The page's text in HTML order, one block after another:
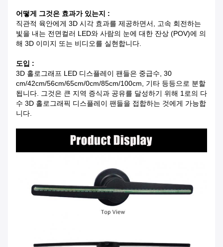
어떻게 그것은 효과가 있는지 :
직관적 육안에게 3D 시각 효과를 제공하면서, 고속 회전하는
빛을 내는 전면컬러 LED와 사람의 눈에 대한 잔상 (POV)에 의
해 3D 이미지 또는 비디오를 실현합니다.
도입 :
3D 홀로그래프 LED 디스플레이 팬들은 중급수, 30
cm/42cm/56cm/65cm/0cm/85cm/100cm, 기타 등등으로 분할
됩니다. 그것은 큰 지역 증식과 공유를 달성하기 위해 1로의 다
수 3D 홀로그래픽 디스플레이 팬들을 접합하는 것에게 가능합
니다.